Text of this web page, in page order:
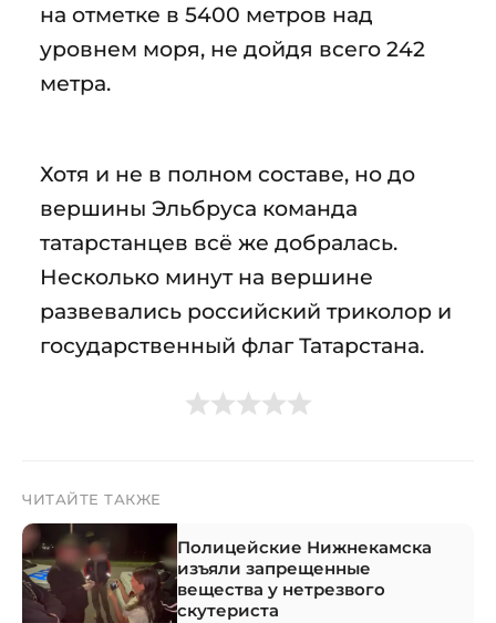
на отметке в 5400 метров над
уровнем моря, не дойдя всего 242
метра.
Хотя и не в полном составе, но до
вершины Эльбруса команда
татарстанцев всё же добралась.
Несколько минут на вершине
развевались российский триколор и
государственный флаг Татарстана.
ЧИТАЙТЕ ТАКЖЕ
Полицейские Нижнекамска
изъяли запрещенные
вещества у нетрезвого
скутериста